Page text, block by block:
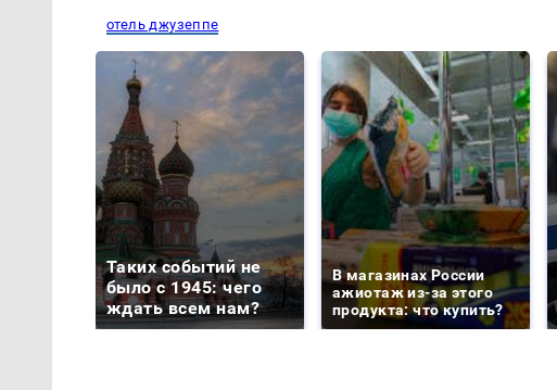
отель джузеппе
Таких событий не
было с 1945: чего
ждать всем нам?
В магазинах России
ажиотаж из-за этого
продукта: что купить?